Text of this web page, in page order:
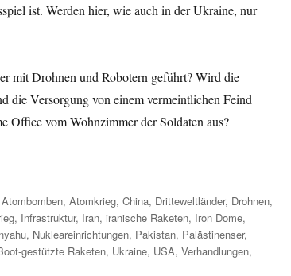
ist. Werden hier, wie auch in der Ukraine, nur
mit Drohnen und Robotern geführt? Wird die
die Versorgung von einem vermeintlichen Feind
Office vom Wohnzimmer der Soldaten aus?
Schlagwörter
Atombomben,Atomkrieg,China, Dritteweltländer, Drohnen,
, Infrastruktur, Iran,iranische Raketen, Iron Dome,
, Nukleareinrichtungen, Pakistan, Palästinenser,
gestützte Raketen, Ukraine, USA,Verhandlungen,